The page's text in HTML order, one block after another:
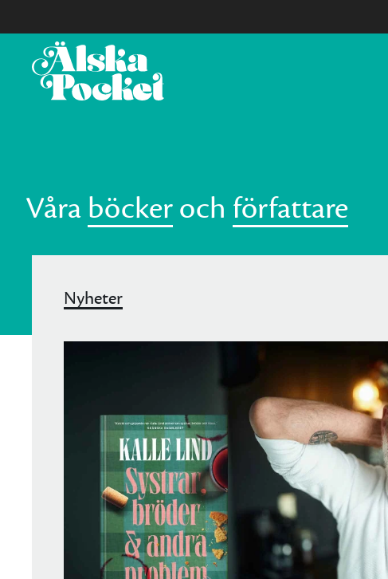
Våra böckeroch författare
Nyheter